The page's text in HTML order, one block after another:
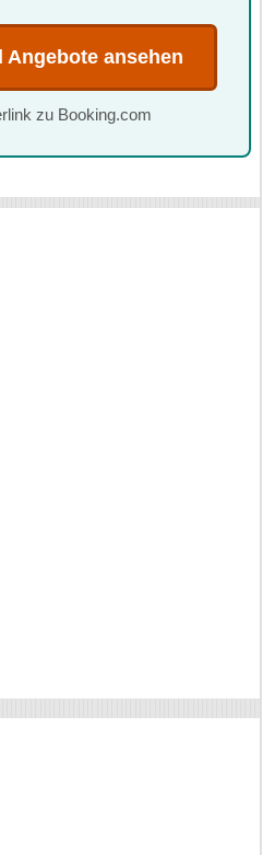
ansehen
zu Booking.com